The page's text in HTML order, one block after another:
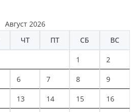
Август 2026
ЧТ ПТ СБ ВС
1 2
6 7 8 9
13 14 15 16